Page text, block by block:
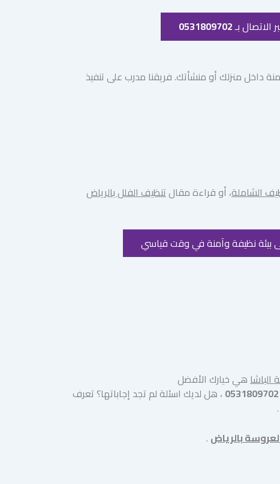
بـ0531809702
داخل منزلك أو منشأتك. فريقنا مدرب على تنفيذ
الشاملة، أو قراءة مقالتنظيف الفلل بالرياض
بيئة نظيفة وآمنة في وقت قياسي
هي خيارك الأفضل
0531809702 ، هل لديك اسئلة لم تجد إجاباتها؟ تعرف
بالرياض .